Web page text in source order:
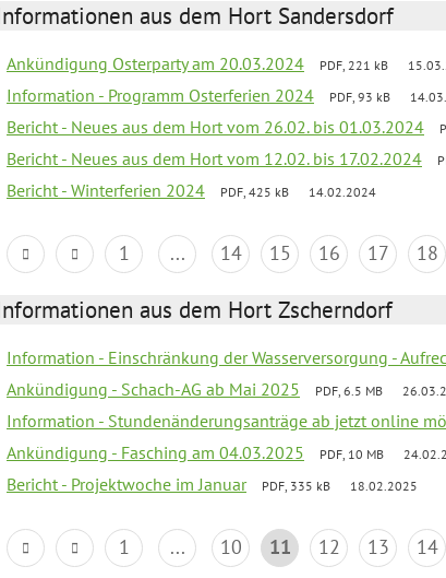
aus dem Hort Sandersdorf
Ankündigung Osterparty am 20.03.2024 PDF, 221 kB
Information - Programm Osterferien 2024 PDF, 93 kB
Bericht - Neues aus dem Hort vom 26.02. bis 01.03.2024
Bericht - Neues aus dem Hort vom 12.02. bis 17.02.2024
Bericht - Winterferien 2024 PDF, 425 kB 14.02.2024
1 ... 14 15 16 17 18
aus dem Hort Zscherndorf
Information - Einschränkung der Wasserversorgung -
Ankündigung - Schach-AG ab Mai 2025 PDF, 6.5 MB
Information - Stundenänderungsanträge ab jetzt online
Ankündigung - Fasching am 04.03.2025 PDF, 10 MB
Bericht - Projektwoche im Januar PDF, 335 kB 18.02.2025
1 ... 10 11 12 13 14